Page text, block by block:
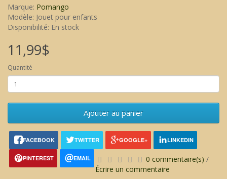
Marque: Pomango
Modèle: Jouet pour enfants
Disponibilité: En stock
11,99$
Quantité
Ajouter au panier
FACEBOOK TWITTER GOOGLE+ LINKEDIN
PINTEREST EMAIL 0 commentaire(s) /
Écrire un commentaire